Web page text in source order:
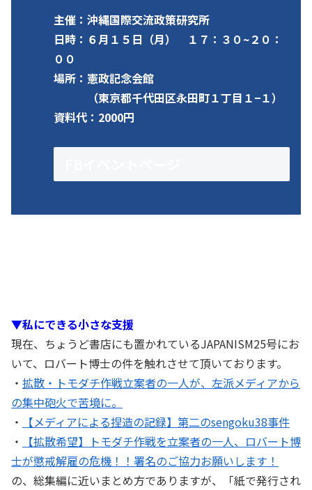
主催：沖縄国際交流政策研究所
日時：６月１５日（月） １７：３０~２０：
００
場所：憲政記念会館
（東京都千代田区永田町１丁目１−１）
資料代：2000円
▼私にできる小さな支援
現在、ちょうど書店にも置かれているJAPANISM25号にお
いて、ロバート博士の件を触れさせて頂いております。
・ 拡散・トモダチ作戦立案者の一人が、左派メディアから
の集中砲火で苦境に。
・
【メディアによる捏造の記録】第二のsengoku38事件
・
【拡散希望】トモダチ作戦を立案者の一人、ロバート博
士が懲戒解雇の危機！！署名のご協力お願いします！
の、総集編に近いまとめ方でありますが、「紙で発行され